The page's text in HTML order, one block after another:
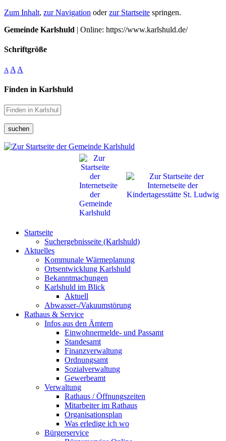
Zum Inhalt, zur Navigation oderzur Startseite springen.
Gemeinde Karlshuld | Online: https://www.karlshuld.de/
Schriftgröße
A A A
Finden in Karlshuld
suchen
Startseite
Suchergebnisseite (Karlshuld)
Aktuelles
Kommunale Wärmeplanung
Ortsentwicklung Karlshuld
Bekanntmachungen
Karlshuld im Blick
Aktuell
Abwasser-/Vakuumstörung
Rathaus & Service
Infos aus den Ämtern
Einwohnermelde- und Passamt
Standesamt
Finanzverwaltung
Ordnungsamt
Sozialverwaltung
Gewerbeamt
Verwaltung
Rathaus / Öffnungszeiten
Mitarbeiter im Rathaus
Organisationsplan
Was erledige ich wo
Bürgerservice